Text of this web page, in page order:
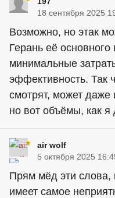
18 сентября 2025
Возможно, но этак
Герань её
минимальные
эффективность. Так
смотрят, может даже
но вот объёмы, как я
air wolf
5 октября 2025
Прям мёд эти
имеет самое